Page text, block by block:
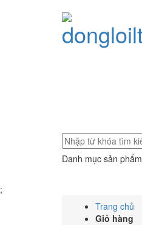
Danh mục sản phẩm
;
Trang chủ
Giỏ hàng